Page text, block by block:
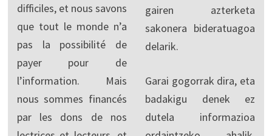
difficiles, et nous savons
que tout le monde n’a
pas la possibilité de
payer pour de
l’information. Mais
nous sommes financés
par les dons de nos
gairen azterketa
sakonera bideratuagoa
delarik.
Garai gogorrak dira, eta
badakigu denek ez
dutela informazioa